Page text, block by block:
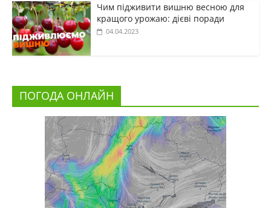
Чим підживити вишню весною для
кращого урожаю: дієві поради
04.04.2023
ПОГОДА ОНЛАЙН